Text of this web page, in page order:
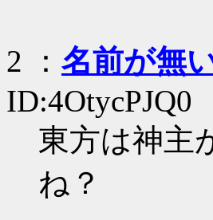
2 ： 名前が無
ID:4OtycPJQ0
東方は神主
ね？